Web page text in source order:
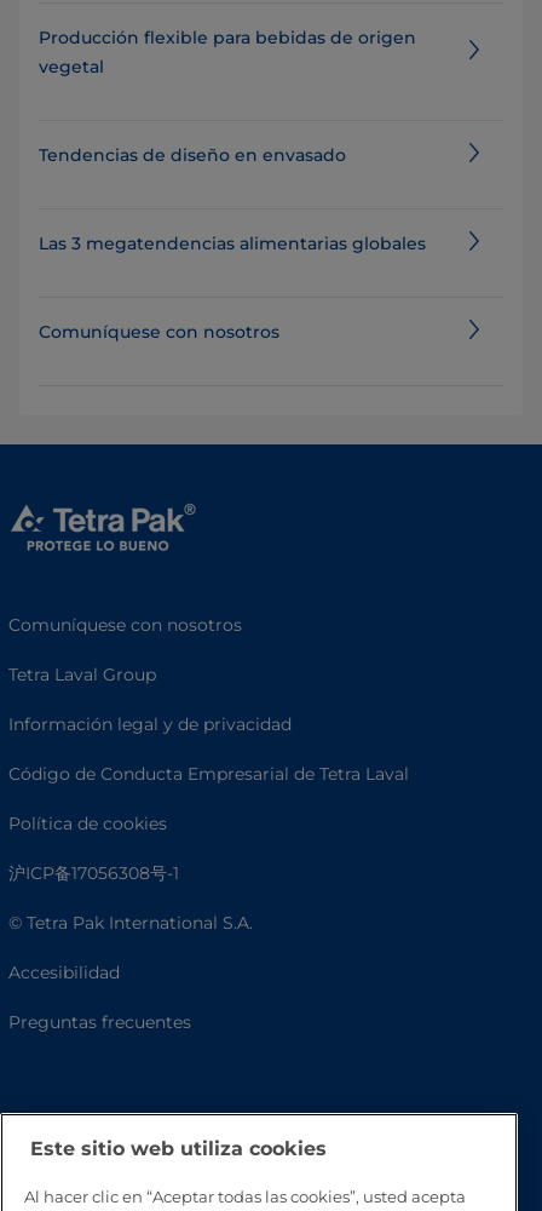
Producción flexible para bebidas de origen
vegetal
Tendencias de diseño en envasado
Las 3 megatendencias alimentarias globales
Comuníquese con nosotros
Comuníquese con nosotros
Tetra Laval Group
Información legal y de privacidad
Código de Conducta Empresarial de Tetra Laval
Política de cookies
沪ICP备17056308号-1
© Tetra Pak International S.A.
Accesibilidad
Preguntas frecuentes
Este sitio web utiliza cookies
Al hacer clic en “Aceptar todas las cookies”, usted acepta